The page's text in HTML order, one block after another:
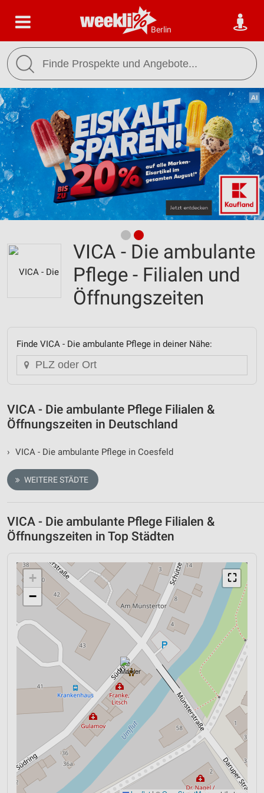
Berlin
VICA - Die ambulante
Pflege - Filialen und
Öffnungszeiten
Finde VICA - Die ambulante Pflege in deiner Nähe:
VICA - Die ambulante Pflege Filialen &
Öffnungszeiten in Deutschland
› VICA - Die ambulante Pflege in Coesfeld
WEITERE STÄDTE
VICA - Die ambulante Pflege Filialen &
Öffnungszeiten in Top Städten
⛶
+
−